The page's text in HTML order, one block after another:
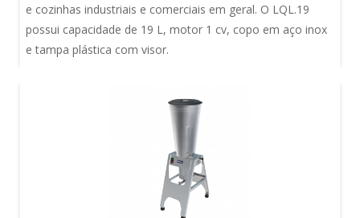
e cozinhas industriais e comerciais em geral. O LQL.19
possui capacidade de 19 L, motor 1 cv, copo em aço inox
e tampa plástica com visor.